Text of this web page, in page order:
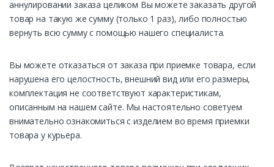
аннулировании заказа целиком Вы можете заказать другой
товар на такую же сумму (только 1 раз), либо полностью
вернуть всю сумму с помощью нашего специалиста.
Вы можете отказаться от заказа при приемке товара, если
нарушена его целостность, внешний вид или его размеры,
комплектация не соответствуют характеристикам,
описанным на нашем сайте. Мы настоятельно советуем
внимательно ознакомиться с изделием во время приемки
товара у курьера.